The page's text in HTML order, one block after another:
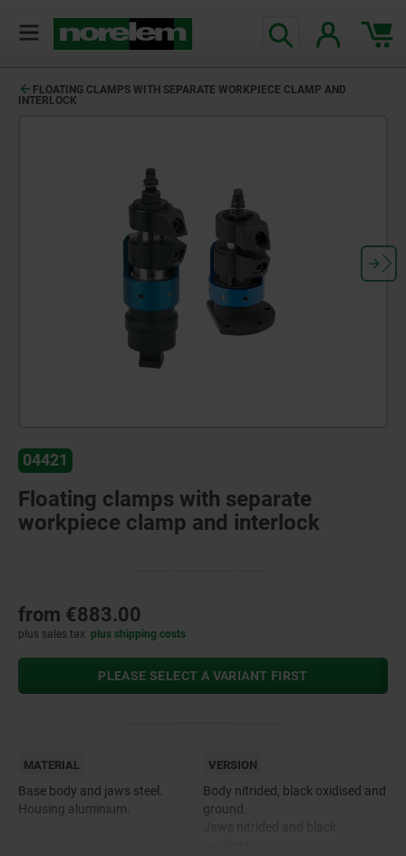
FLOATING CLAMPS WITH SEPARATE WORKPIECE CLAMP AND
INTERLOCK
04421
Floating clamps with separate
workpiece clamp and interlock
from €883.00
plus sales tax plus shipping costs
PLEASE SELECT A VARIANT FIRST
MATERIAL
Base body and jaws steel.
Housing aluminium.
VERSION
Body nitrided, black oxidised and
ground.